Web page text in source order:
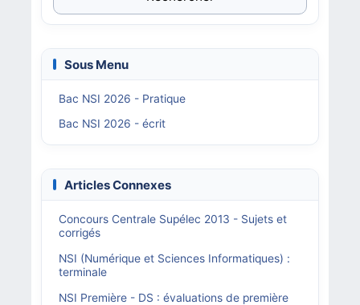
Sous Menu
Bac NSI 2026 - Pratique
Bac NSI 2026 - écrit
Articles Connexes
Concours Centrale Supélec 2013 - Sujets et
corrigés
NSI (Numérique et Sciences Informatiques) :
terminale
NSI Première - DS : évaluations de première